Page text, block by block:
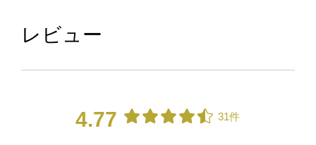
レビュー
4.77 31件